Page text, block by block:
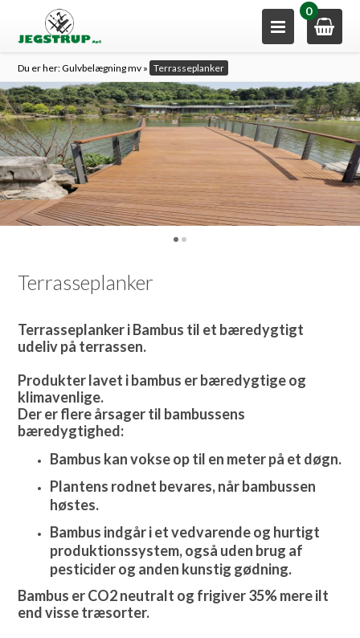
0
Du er her:Gulvbelægning mv » Terrasseplanker
Terrasseplanker
Terrasseplanker i Bambus til et bæredygtigt
udeliv på terrassen.
Produkter lavet i bambus er bæredygtige og
klimavenlige.
Der er flere årsager til bambussens
bæredygtighed:
Bambus kan vokse op til en meter på et døgn.
Plantens rodnet bevares, når bambussen
høstes.
Bambus indgår i et vedvarende og hurtigt
produktionssystem, også uden brug af
pesticider og anden kunstig gødning.
Bambus er CO2 neutralt og frigiver 35% mere ilt
end visse træsorter.